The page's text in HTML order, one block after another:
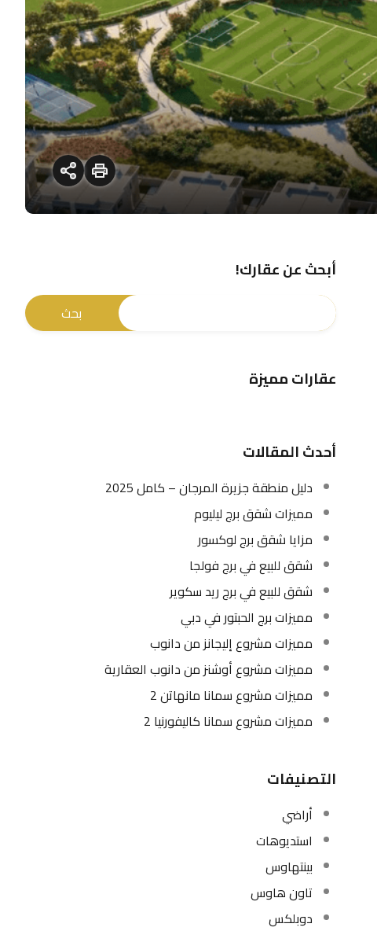
أبحث عن عقارك!
عقارات مميزة
أحدث المقالات
دليل منطقة جزيرة المرجان – كامل 2025
مميزات شقق برج ليليوم
مزايا شقق برج لوكسور
شقق للبيع في برج فولجا
شقق للبيع في برج ريد سكوير
مميزات برج الحبتور في دبي
مميزات مشروع إليجانز من دانوب
مميزات مشروع أوشنز من دانوب العقارية
مميزات مشروع سمانا مانهاتن 2
مميزات مشروع سمانا كاليفورنيا 2
التصنيفات
أراضي
استديوهات
بينتهاوس
تاون هاوس
دوبلكس